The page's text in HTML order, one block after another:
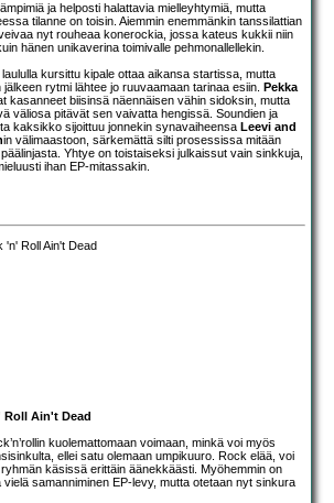
ja helposti halattavia mielleyhtymiä, mutta
tilanne on toisin. Aiemmin enemmänkin tanssilattian
nyt rouheaa konerockia, jossa kateus kukkii niin
hänen unikaverina toimivalle pehmonallellekin.
kursittu kipale ottaa aikansa startissa, mutta
rytmi lähtee jo ruuvaamaan tarinaa esiin. Pekka
kasanneet biisinsä näennäisen vähin sidoksin, mutta
väliosa pitävät sen vaivatta hengissä. Soundien ja
kaksikko sijoittuu jonnekin synavaiheensa Leevi and
in välimaastoon, särkemättä silti prosessissa mitään
Yhtye on toistaiseksi julkaissut vain sinkkuja,
ihan EP-mitassakin.
Ain't Dead
kuolemattomaan voimaan, minkä voi myös
ellei satu olemaan umpikuuro. Rock elää, voi
käsissä erittäin äänekkäästi. Myöhemmin on
samanniminen EP-levy, mutta otetaan nyt sinkura